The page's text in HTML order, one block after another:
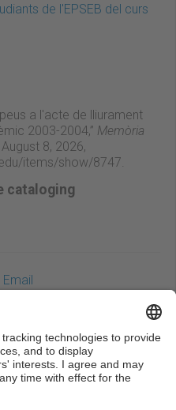
de l'EPSEB del curs
a l'acte de lliurament
2003-2004,” Memòria
8, 2026,
items/show/8747
cataloging
Email
on this work is
license:Attribution-